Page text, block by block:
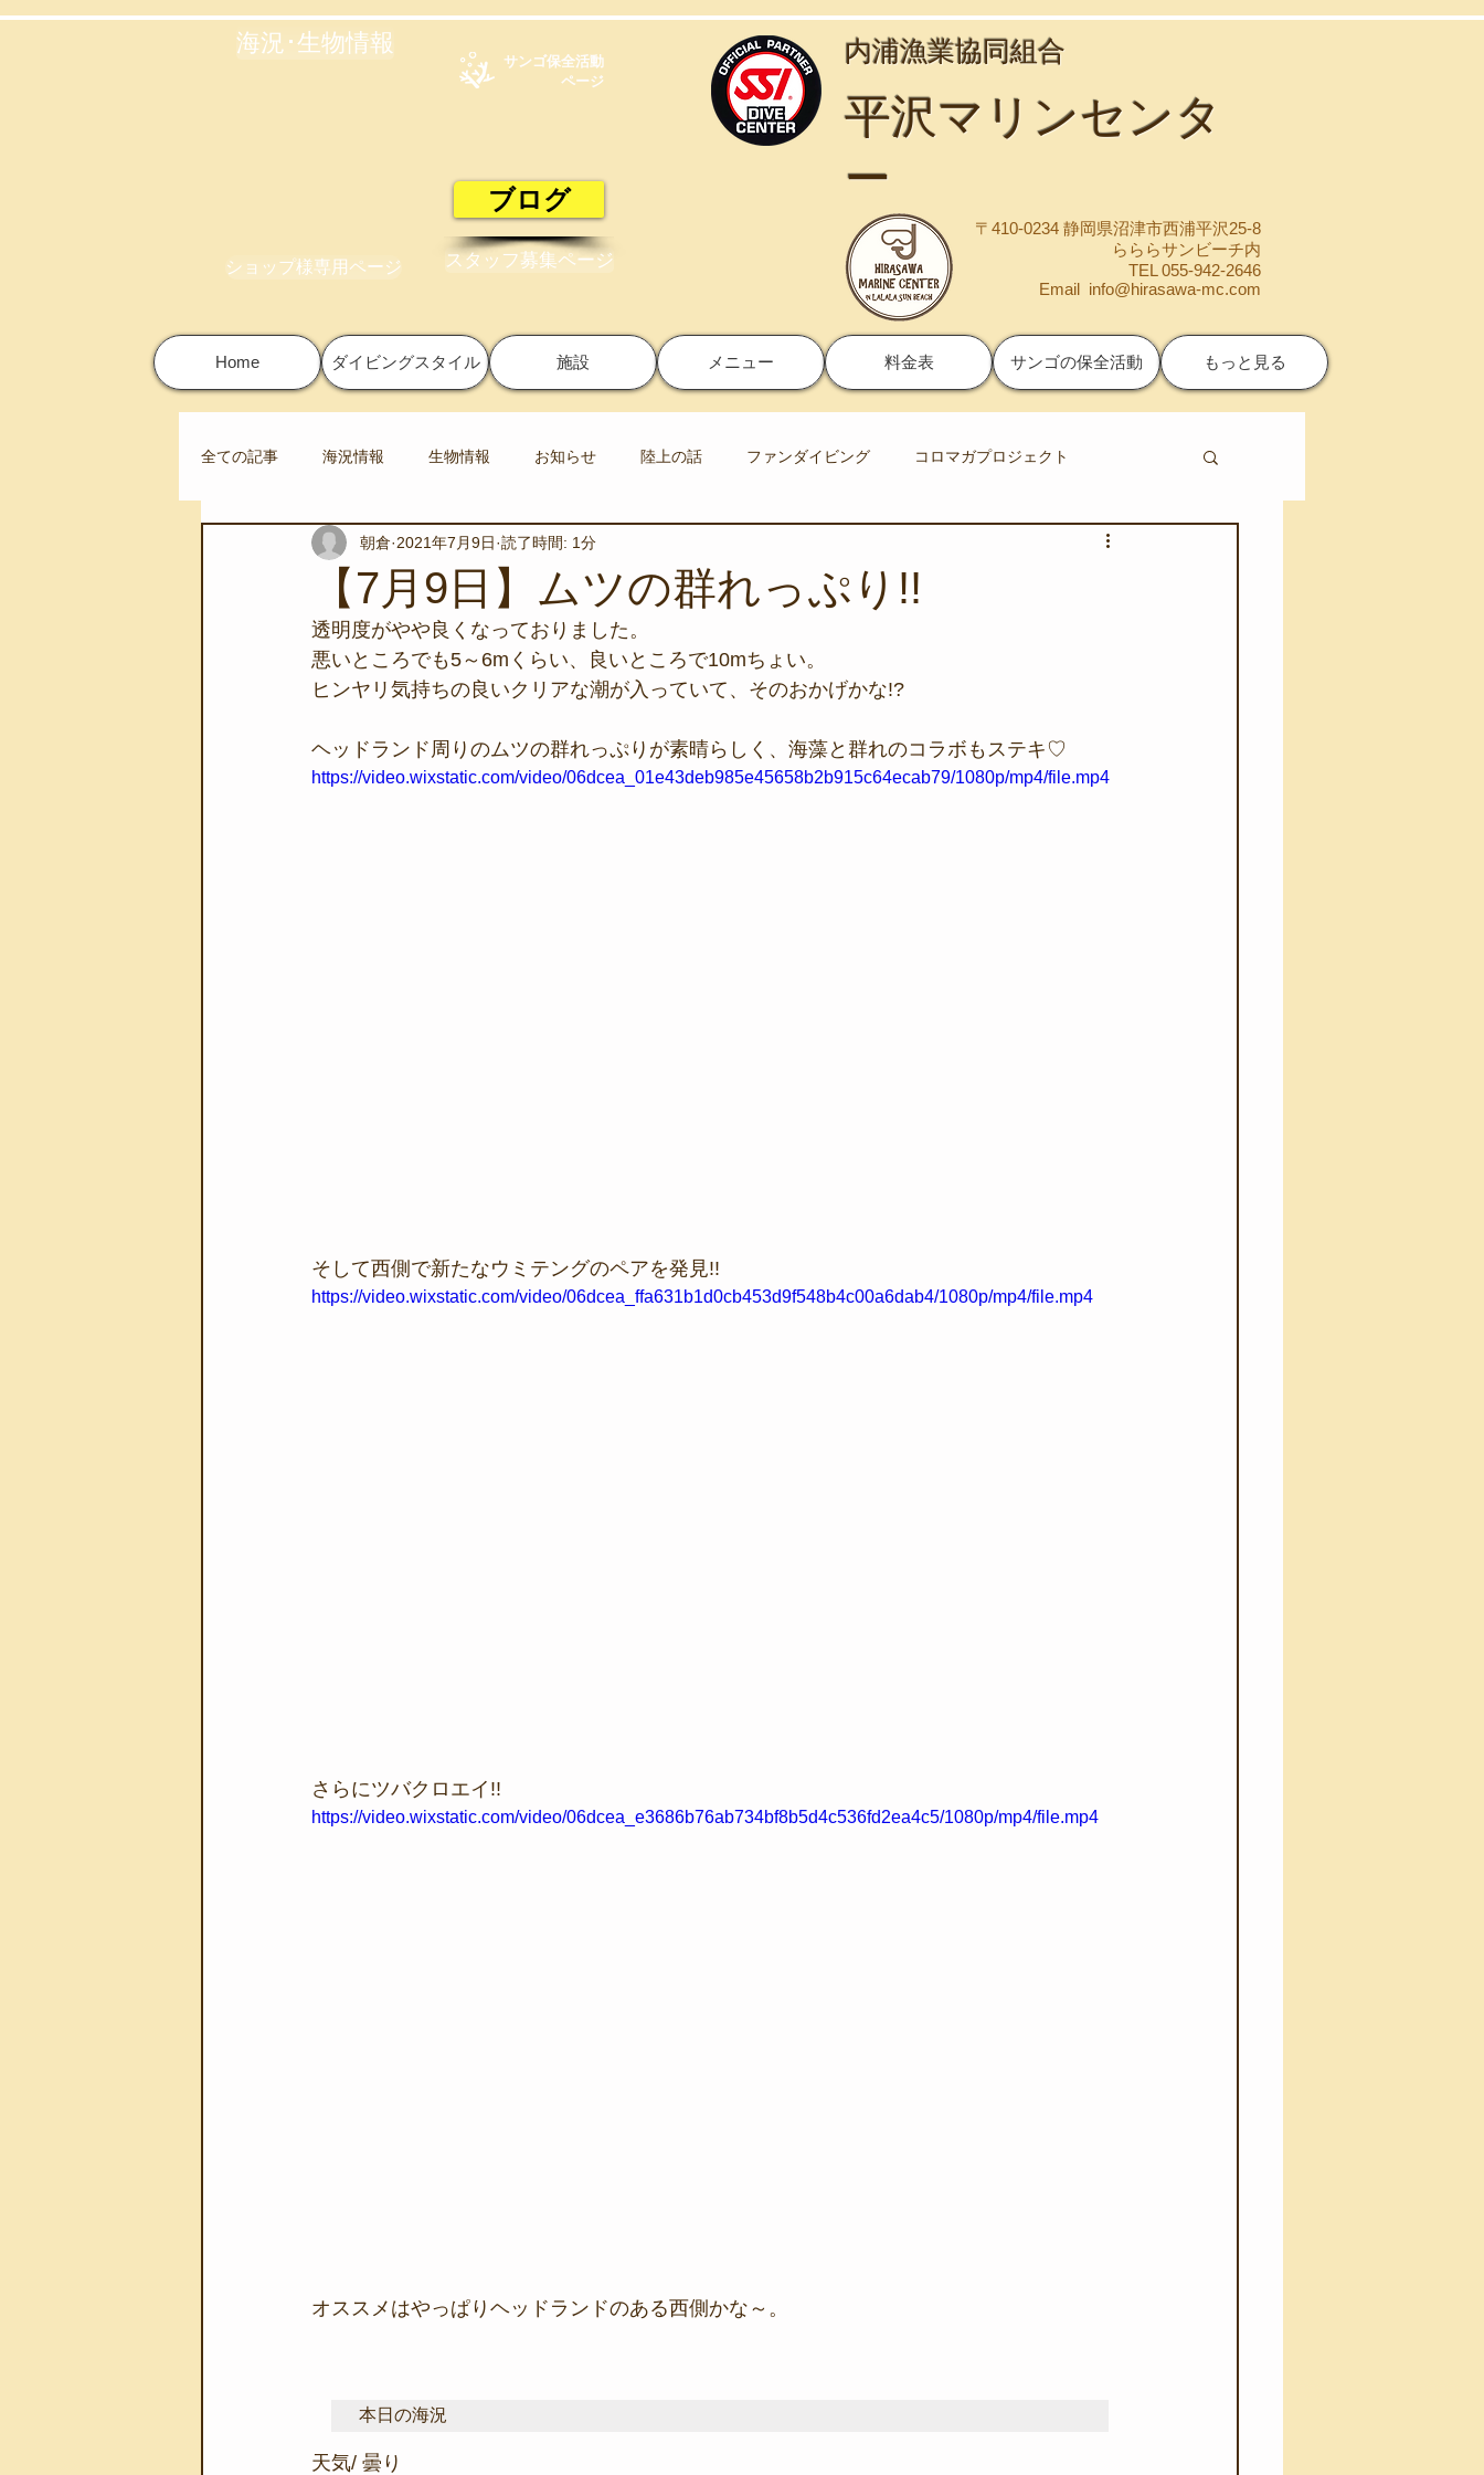
海況･生物情報
サンゴ保全活動​
ページ
ブログ
ショップ様専用ページ スタッフ募集ページ
​内浦漁業協同組合
​平沢マリンセンタ
ー
〒410-0234 静岡県沼津市西浦平沢25-8
らららサンビーチ内
TEL 055-942-2646
Email info@hirasawa-mc.com
Home ダイビングスタイル 施設 メニュー 料金表 サンゴの保全活動 もっと見る
全ての記事 海況情報 生物情報 お知らせ 陸上の話 ファンダイビング コロマガプロジェクト
スノーケリングツアー 自然環境保全 ワカメの養殖 アカモク養殖実験
伊豆半島ジオパーク サンゴの保全活動
【7月9日】ムツの群れっぷり!!
朝倉 2021年7月9日 読了時間: 1分
透明度がやや良くなっておりました。
悪いところでも5～6mくらい、良いところで10mちょい。
ヒンヤリ気持ちの良いクリアな潮が入っていて、そのおかげかな!?
ヘッドランド周りのムツの群れっぷりが素晴らしく、海藻と群れのコラボもステキ♡
https://video.wixstatic.com/video/06dcea_01e43deb985e45658b2b915c64ecab79/1080p/mp4/file.mp4
そして西側で新たなウミテングのペアを発見!!
https://video.wixstatic.com/video/06dcea_ffa631b1d0cb453d9f548b4c00a6dab4/1080p/mp4/file.mp4
さらにツバクロエイ!!
https://video.wixstatic.com/video/06dcea_e3686b76ab734bf8b5d4c536fd2ea4c5/1080p/mp4/file.mp4
オススメはやっぱりヘッドランドのある西側かな～。
本日の海況
天気/ 曇り